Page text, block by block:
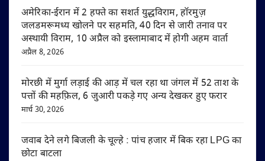
अमेरिका-ईरान में 2 हफ्ते का सशर्त युद्धविराम, हॉरमुज़
जलडमरूमध्य खोलने पर सहमति, 40 दिन से जारी तनाव पर
अस्थायी विराम, 10 अप्रैल को इस्लामाबाद में होगी अहम वार्ता
अप्रैल 8, 2026
मोरछी में मुर्गा लड़ाई की आड़ में चल रहा था जंगल में 52 ताश के
पत्तों की महफ़िल, 6 जुआरी पकड़े गए अन्य देखकर हुए फरार
मार्च 30, 2026
जवाब देने लगे बिजली के चूल्हे : पांच हजार में बिक रहा LPG का
छोटा बाटला